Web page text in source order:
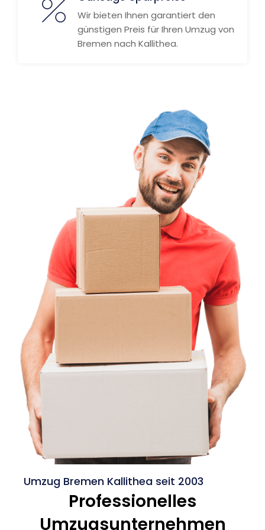
Wir bieten Ihnen garantiert den
günstigen Preis für Ihren Umzug von
Bremen nach Kallithea.
Umzug Bremen Kallithea seit 2003
Professionelles
Umzugsunternehmen